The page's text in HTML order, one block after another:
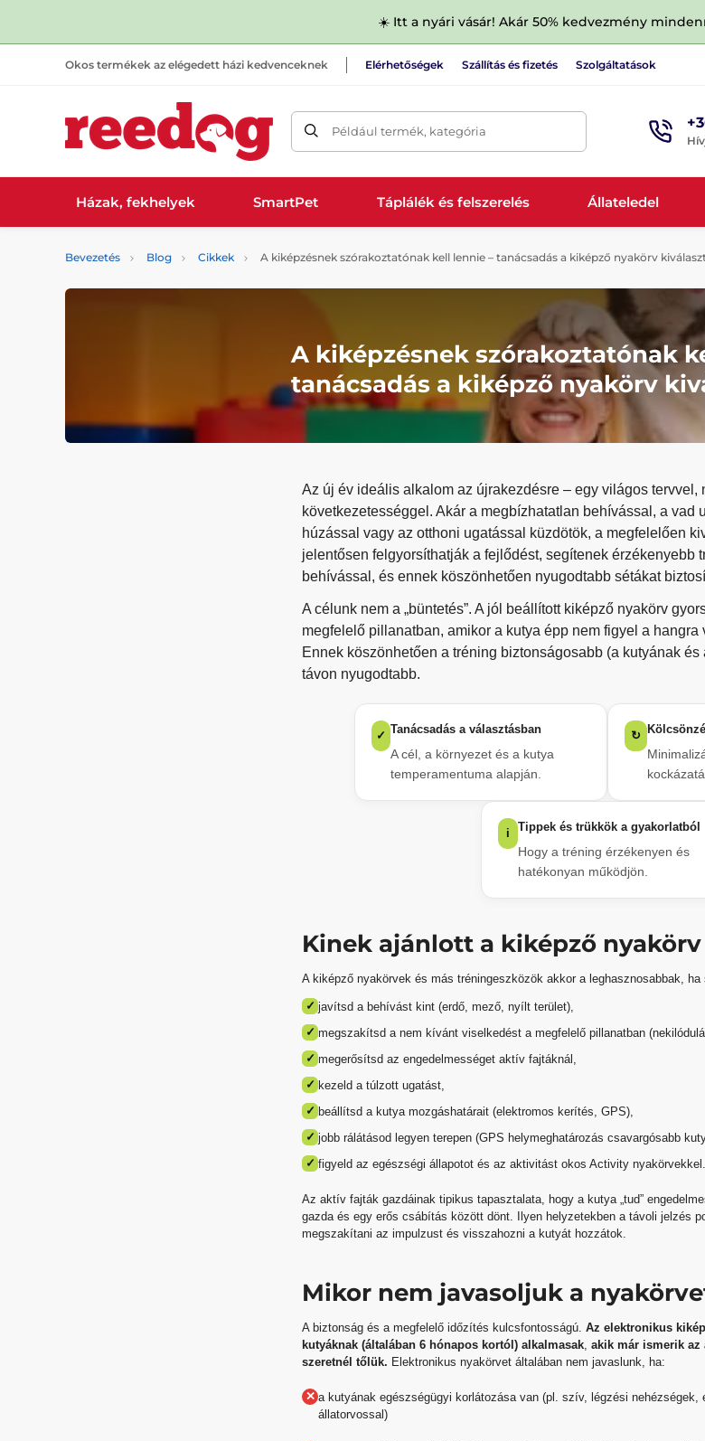
☀️ Itt a nyári vásár! Akár 50% kedvezmény
Okos termékek az elégedett házi kedvenceknek Elérhetőségek Szállítás és fizetés Szolgáltatások
Például termék, kategória
Házak, fekhelyek SmartPet Táplálék és felszerelés Állateledel
Bevezetés Blog Cikkek A kiképzésnek szórakoztatónak kell lennie – tanácsadás a kiképző nyakörv
A kiképzésnek szórakoztatónak
tanácsadás a kiképző nyakörv
Az új év ideális alkalom az újrakezdésre – egy világos tervvel,
következetességgel. Akár a megbízhatatlan behívással, a vad
húzással vagy az otthoni ugatással küzdötök, a megfelelően
jelentősen felgyorsíthatják a fejlődést, segítenek érzékenyebb
behívással, és ennek köszönhetően nyugodtabb sétákat
A célunk nem a „büntetés”. A jól beállított kiképző nyakörv
megfelelő pillanatban, amikor a kutya épp nem figyel a hangra
Ennek köszönhetően a tréning biztonságosabb (a kutyának
távon nyugodtabb.
✓ Tanácsadás a választásban
A cél, a környezet és a kutya
temperamentuma alapján.
↻
i Tippek és trükkök a gyakorlatból
Hogy a tréning érzékenyen és
hatékonyan működjön.
Kinek ajánlott a kiképző nyakörv
A kiképző nyakörvek és más tréningeszközök akkor a leghasznosabbak,
✓ javítsd a behívást kint (erdő, mező, nyílt terület),
✓ megszakítsd a nem kívánt viselkedést a megfelelő pillanatban
✓ megerősítsd az engedelmességet aktív fajtáknál,
✓ kezeld a túlzott ugatást,
✓ beállítsd a kutya mozgáshatárait (elektromos kerítés, GPS),
✓ jobb rálátásod legyen terepen (GPS helymeghatározás csavargósabb
✓ figyeld az egészségi állapotot és az aktivitást okos Activity nyakörvekkel.
Az aktív fajták gazdáinak tipikus tapasztalata, hogy a kutya „tud”
gazda és egy erős csábítás között dönt. Ilyen helyzetekben a távoli jelzés
megszakítani az impulzust és visszahozni a kutyát hozzátok.
Mikor nem javasoljuk a
A biztonság és a megfelelő időzítés kulcsfontosságú. Az elektronikus
kutyáknak (általában 6 hónapos kortól) alkalmasak akik már ismerik az
szeretnél tőlük. Elektronikus nyakörvet általában nem javaslunk, ha:
✕ a kutyának egészségügyi korlátozása van (pl. szív, légzési nehézségek,
állatorvossal)